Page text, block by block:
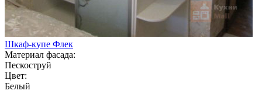
Шкаф-купе Флек
Материал фасада:
Пескоструй
Цвет:
Белый